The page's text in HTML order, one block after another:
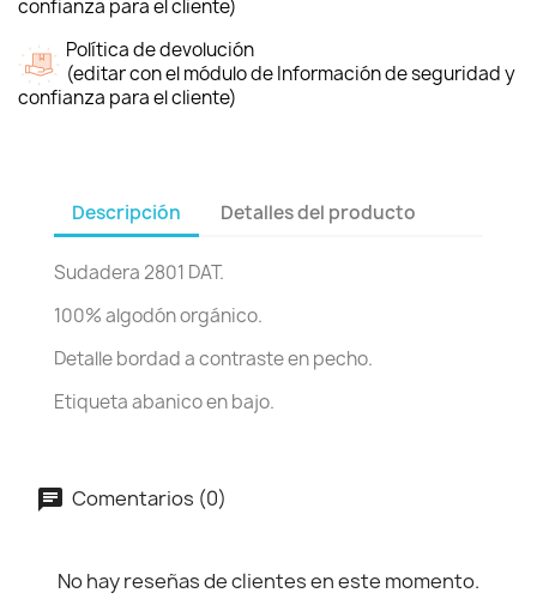
confianza para el cliente)
Política de devolución
(editar con el módulo de Información de seguridad y
confianza para el cliente)
Descripción Detalles del producto
Sudadera 2801 DAT.
100% algodón orgánico.
Detalle bordad a contraste en pecho.
Etiqueta abanico en bajo.
Comentarios (0)
No hay reseñas de clientes en este momento.